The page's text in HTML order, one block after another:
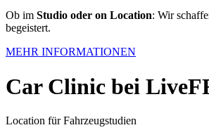
Ob im Studio oder on Location: Wir
begeistert.
MEHR INFORMATIONEN
Car Clinic bei
Location für Fahrzeugstudien